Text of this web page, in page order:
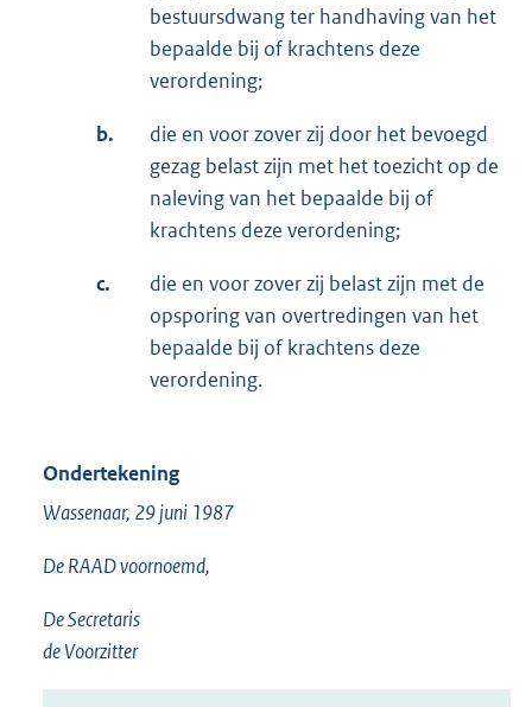
bestuursdwang ter handhaving van het
bepaalde bij of krachtens deze
verordening;
b.
die en voor zover zij door het bevoegd
gezag belast zijn met het toezicht op de
naleving van het bepaalde bij of
krachtens deze verordening;
c.
die en voor zover zij belast zijn met de
opsporing van overtredingen van het
bepaalde bij of krachtens deze
verordening.
Ondertekening
Wassenaar, 29 juni 1987
De RAAD voornoemd,
De Secretaris
de Voorzitter